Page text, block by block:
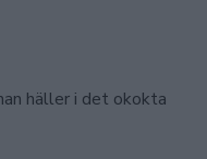
häller i det okokta